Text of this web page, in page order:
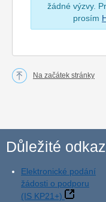
žádné výzvy.
prosím
Na začátek stránky
Důležité
Elektronické podání
žádosti o podporu
(IS KP21+)